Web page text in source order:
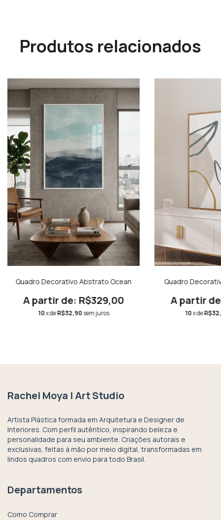
Produtos relacionados
Quadro Decorativo Abstrato Ocean
R$329,00
10x deR$32,90sem juros
Quadro
10x de
Rachel Moya | Art Studio
Artista Plástica formada em Arquitetura e Designer de
Interiores. Com perfil autêntico, inspirando beleza e
personalidade para seu ambiente. Criações autorais e
exclusivas, feitas à mão por meio digital, transformadas em
lindos quadros com envio para todo Brasil.
Departamentos
Como Comprar